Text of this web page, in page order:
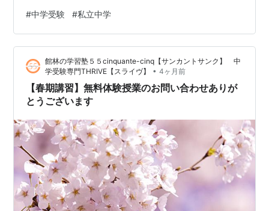
い学校のひとつやふたつ、ある。最初に見た学校を親と
思う可能性もある。 ハイイロガン 4月、5月と学校説明
会に複数出かけた。ひとつは合同説明会のようなもの、
ほかは単独で開催されているもの。いずれも実際の生徒
さんが参加されているものだ。土日、学校がおやすみで
あろう日に申し訳ない……送り出してくださっ…
#中学受験 #私立中学
館林の学習塾５５cinquante-cinq【サンカントサンク】 中
学受験専門THRIVE【スライヴ】
• 4ヶ月前
【春期講習】無料体験授業のお問い合わせありが
とうございます